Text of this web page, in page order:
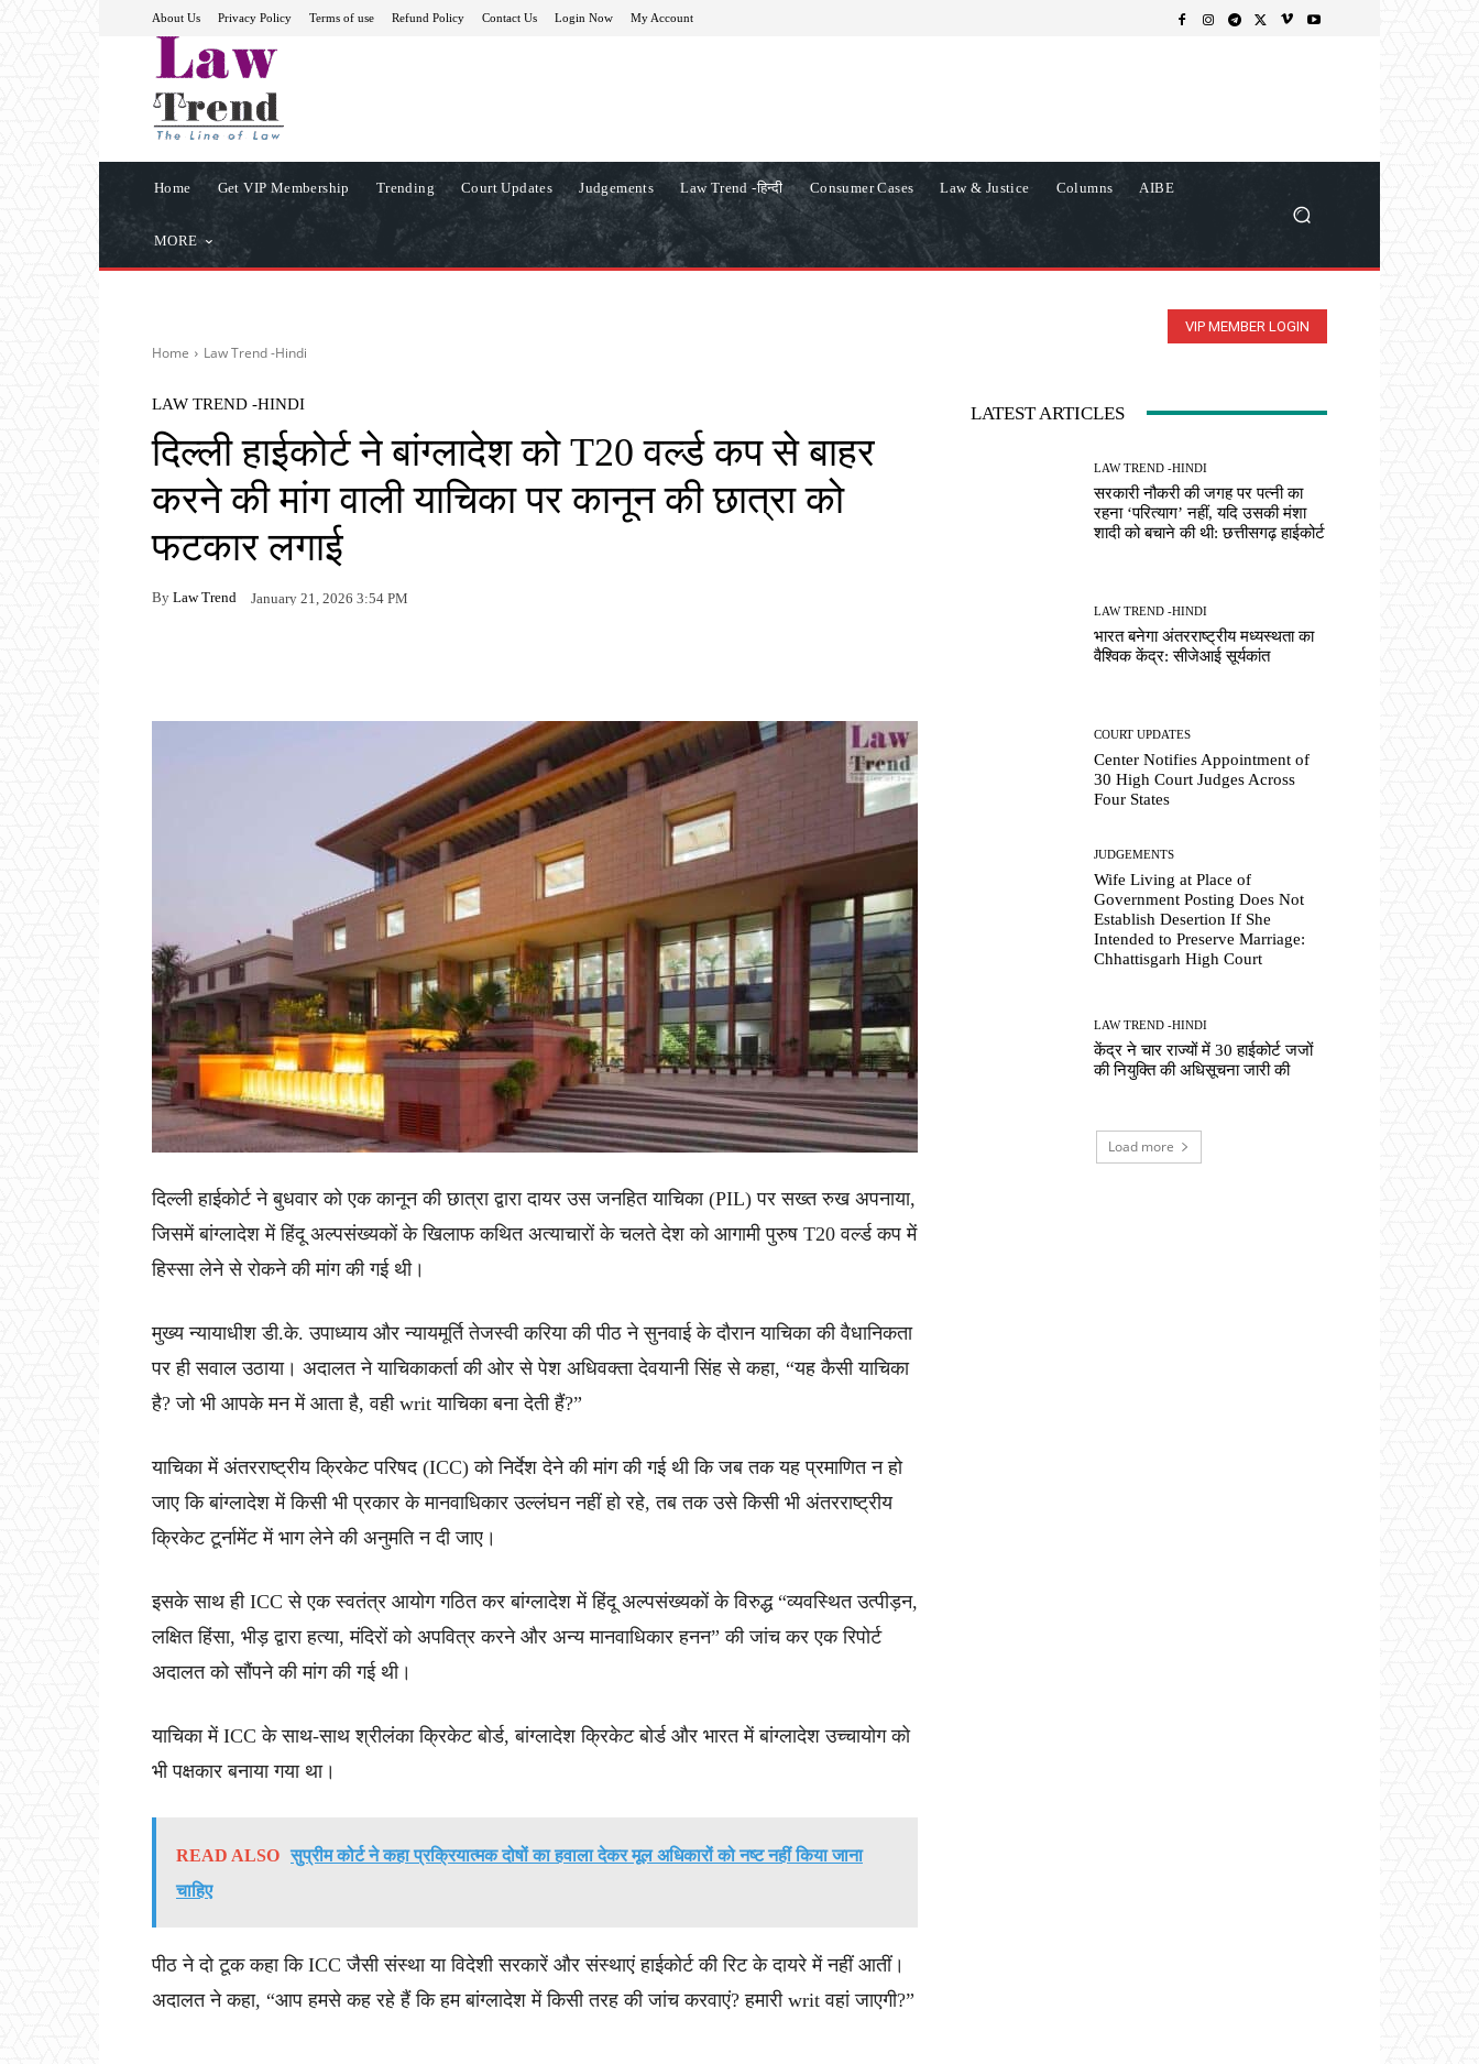
About Us Privacy Policy Terms of use Refund Policy Contact Us Login Now My Account
Home Get VIP Membership Trending Court Updates Judgements Law Trend -हिन्दी Consumer Cases Law & Justice Columns AIBE
MORE
VIP MEMBER LOGIN
Home Law Trend -Hindi
LAW TREND -HINDI
दिल्ली हाईकोर्ट ने बांग्लादेश को T20 वर्ल्ड कप से बाहर
करने की मांग वाली याचिका पर कानून की छात्रा को
फटकार लगाई
By Law Trend January 21, 2026 3:54 PM
दिल्ली हाईकोर्ट ने बुधवार को एक कानून की छात्रा द्वारा दायर उस जनहित याचिका (PIL) पर सख्त रुख अपनाया,
जिसमें बांग्लादेश में हिंदू अल्पसंख्यकों के खिलाफ कथित अत्याचारों के चलते देश को आगामी पुरुष T20 वर्ल्ड कप में
हिस्सा लेने से रोकने की मांग की गई थी।
मुख्य न्यायाधीश डी.के. उपाध्याय और न्यायमूर्ति तेजस्वी करिया की पीठ ने सुनवाई के दौरान याचिका की वैधानिकता
पर ही सवाल उठाया। अदालत ने याचिकाकर्ता की ओर से पेश अधिवक्ता देवयानी सिंह से कहा, “यह कैसी याचिका
है? जो भी आपके मन में आता है, वही writ याचिका बना देती हैं?”
याचिका में अंतरराष्ट्रीय क्रिकेट परिषद (ICC) को निर्देश देने की मांग की गई थी कि जब तक यह प्रमाणित न हो
जाए कि बांग्लादेश में किसी भी प्रकार के मानवाधिकार उल्लंघन नहीं हो रहे, तब तक उसे किसी भी अंतरराष्ट्रीय
क्रिकेट टूर्नामेंट में भाग लेने की अनुमति न दी जाए।
इसके साथ ही ICC से एक स्वतंत्र आयोग गठित कर बांग्लादेश में हिंदू अल्पसंख्यकों के विरुद्ध “व्यवस्थित उत्पीड़न,
लक्षित हिंसा, भीड़ द्वारा हत्या, मंदिरों को अपवित्र करने और अन्य मानवाधिकार हनन” की जांच कर एक रिपोर्ट
अदालत को सौंपने की मांग की गई थी।
याचिका में ICC के साथ-साथ श्रीलंका क्रिकेट बोर्ड, बांग्लादेश क्रिकेट बोर्ड और भारत में बांग्लादेश उच्चायोग को
भी पक्षकार बनाया गया था।
READ ALSO सुप्रीम कोर्ट ने कहा प्रक्रियात्मक दोषों का हवाला देकर मूल अधिकारों को नष्ट नहीं किया जाना
चाहिए
पीठ ने दो टूक कहा कि ICC जैसी संस्था या विदेशी सरकारें और संस्थाएं हाईकोर्ट की रिट के दायरे में नहीं आतीं।
अदालत ने कहा, “आप हमसे कह रहे हैं कि हम बांग्लादेश में किसी तरह की जांच करवाएं? हमारी writ वहां जाएगी?”
LATEST ARTICLES
LAW TREND -HINDI
सरकारी नौकरी की जगह पर पत्नी का
रहना ‘परित्याग’ नहीं, यदि उसकी मंशा
शादी को बचाने की थी: छत्तीसगढ़ हाईकोर्ट
LAW TREND -HINDI
भारत बनेगा अंतरराष्ट्रीय मध्यस्थता का
वैश्विक केंद्र: सीजेआई सूर्यकांत
COURT UPDATES
Center Notifies Appointment of
30 High Court Judges Across
Four States
JUDGEMENTS
Wife Living at Place of
Government Posting Does Not
Establish Desertion If She
Intended to Preserve Marriage:
Chhattisgarh High Court
LAW TREND -HINDI
केंद्र ने चार राज्यों में 30 हाईकोर्ट जजों
की नियुक्ति की अधिसूचना जारी की
Load more